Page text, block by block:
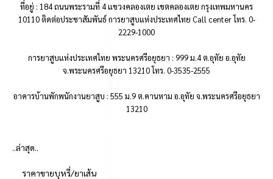
ที่อยู่ : 184 ถนนพระรามที่ 4 แขวงคลองเตย เขตคลองเตย กรุงเทพมหานคร
10110 ติดต่อประชาสัมพันธ์ การยาสูบแห่งประเทศไทย Call center โทร. 0-
2229-1000
การยาสูบแห่งประเทศไทย พระนครศรีอยุธยา : 999 ม.4 ต.อุทัย อ.อุทัย
จ.พระนครศรีอยุธยา 13210 โทร. 0-3535-2555
อาคารบ้านพักพนักงานยาสูบ : 555 ม.9 ต.คานหาม อ.อุทัย จ.พระนครศรีอยุธยา
13210
..ล่าสุด..
ราคาขายบุหรี่/ยาเส้น